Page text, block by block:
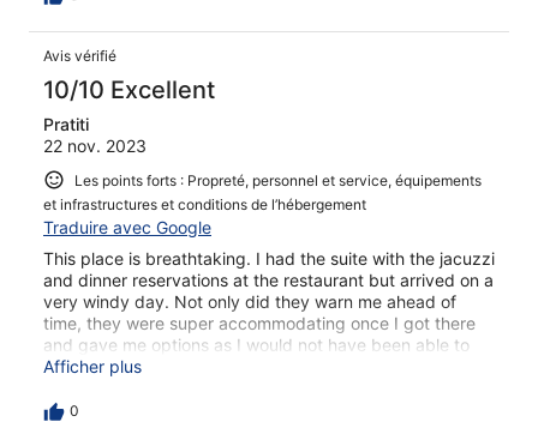
Avis vérifié
10/10 Excellent
Pratiti
22 nov. 2023
Les points forts : Propreté, personnel et service, équipements
et infrastructures et conditions de l’hébergement
Traduire avec Google
This place is breathtaking. I had the suite with the jacuzzi
and dinner reservations at the restaurant but arrived on a
very windy day. Not only did they warn me ahead of
time, they were super accommodating once I got there
and gave me options as I would not have been able to
use the jacuzzi that day. The restaurant was closed but
could take photos and videos. Everyone was super
Afficher plus
0